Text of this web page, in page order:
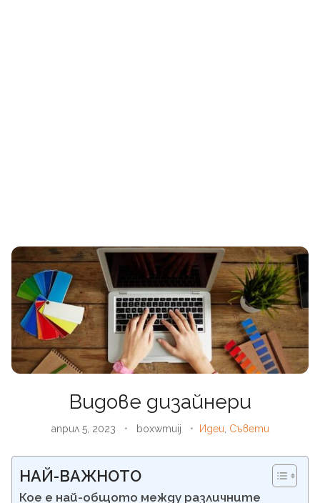
Видове дизайнери
април 5, 2023 • boxwmuij • Идеи Съвети
НАЙ-ВАЖНОТО
Кое е най-общото между различните